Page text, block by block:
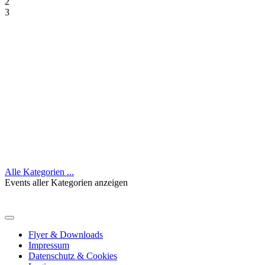
3
Alle Kategorien ...
Events aller Kategorien anzeigen
Flyer & Downloads
Impressum
Datenschutz & Cookies